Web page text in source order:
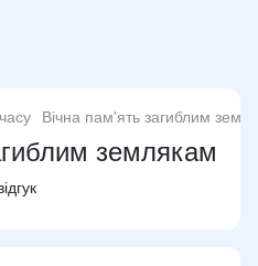
Вічна пам'ять загиблим
землякам